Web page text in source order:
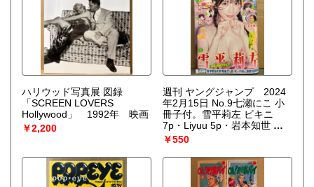
ハリウッド写真展 図録
「SCREEN LOVERS
Hollywood」 1992年 映画
￥2,200
週刊 ヤングジャンプ 2024
年2月15日 No.9七瀬にこ 小
冊子付。雪平莉左 ビキニ
7p・Liyuu 5p・岩本知世 下
着5p 他
￥550